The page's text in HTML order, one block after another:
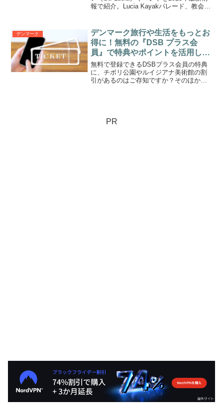
報で紹介。Lucia Kayakパレード、教会コ
服装・注意点も解説します。
デンマーク
デンマーク旅行や生活をもっとお
得に！無料の『DSB プラス会
員』で特典やポイントを活用しよ
う
無料で登録できるDSBプラス会員の特典
に、チボリ公園やルイジアナ美術館の割
引があるのはご存知ですか？そのほかに
PR